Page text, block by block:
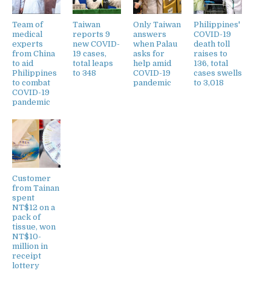
Team of
medical
experts
from China
to aid
Philippines
to combat
COVID-19
pandemic
Taiwan
reports 9
new COVID-
19 cases,
total leaps
to 348
Only Taiwan
answers
when Palau
asks for
help amid
COVID-19
pandemic
Philippines'
COVID-19
death toll
raises to
136, total
cases swells
to 3,018
Customer
from Tainan
spent
NT$12 on a
pack of
tissue, won
NT$10-
million in
receipt
lottery